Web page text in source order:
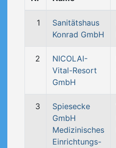
1
Sanitätshaus
Konrad GmbH
2
NICOLAI-
Vital-Resort
GmbH
3
Spiesecke
GmbH
Medizinisches
Einrichtungs-